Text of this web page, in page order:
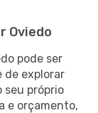
Oviedo
pode ser
de explorar
seu próprio
e orçamento,